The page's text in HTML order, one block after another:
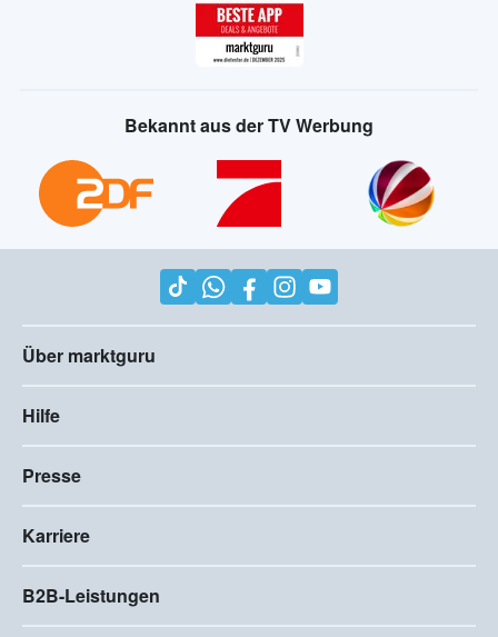
Bekannt aus der TV Werbung
Über marktguru
Hilfe
Presse
Karriere
B2B-Leistungen